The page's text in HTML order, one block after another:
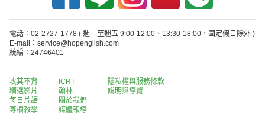
電話：02-2727-1778 ( 週一至週五 9:00-12:00、13:30-18:00，國定假日除外 )
E-mail：service@hopenglish.com
統編：24746401
攻其不背
精選影片
每日片語
專欄教學
ICRT
翰林
關於我們
媒體報導
隱私權與服務條款
說明與導覽